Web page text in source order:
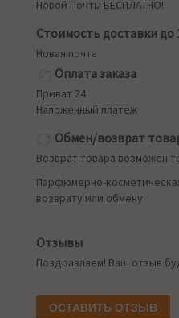
Новой Почты БЕСПЛАТНО!
Стоимость доставки до
Новая почта
Оплата заказа
Приват 24
Наложенный платеж
Обмен/возврат
Возврат товара возможен
Парфюмерно-
возврату или обмену
Отзывы
Поздравляем! Ваш отзыв
ОСТАВИТЬ ОТЗЫВ